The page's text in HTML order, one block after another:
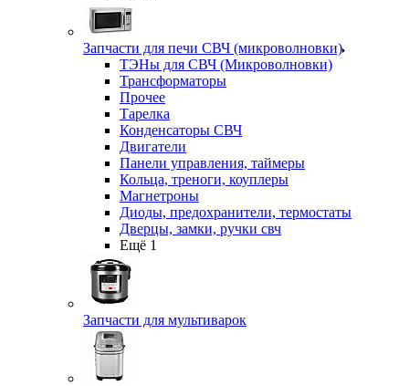
Запчасти для печи СВЧ (микроволновки)
ТЭНы для СВЧ (Микроволновки)
Трансформаторы
Прочее
Тарелка
Конденсаторы СВЧ
Двигатели
Панели управления, таймеры
Кольца, треноги, коуплеры
Магнетроны
Диоды, предохранители, термостаты
Дверцы, замки, ручки свч
Ещё 1
Запчасти для мультиварок